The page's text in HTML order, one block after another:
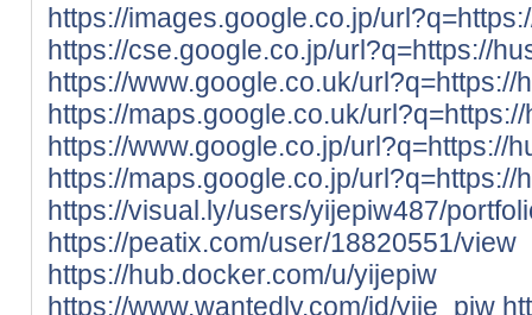
https://images.google.co.jp/
https://cse.google.co.jp/url?q=https://
https://www.google.co.uk/url?q=https://
https://maps.google.co.uk/
https://www.google.co.jp/url?q=https://
https://maps.google.co.jp/url?q=https://
https://visual.ly/users/yijepiw487/
https://peatix.com/user/18820551/view
https://hub.docker.com/u/yijepiw
https://www.wantedly.com/id/yije_piw